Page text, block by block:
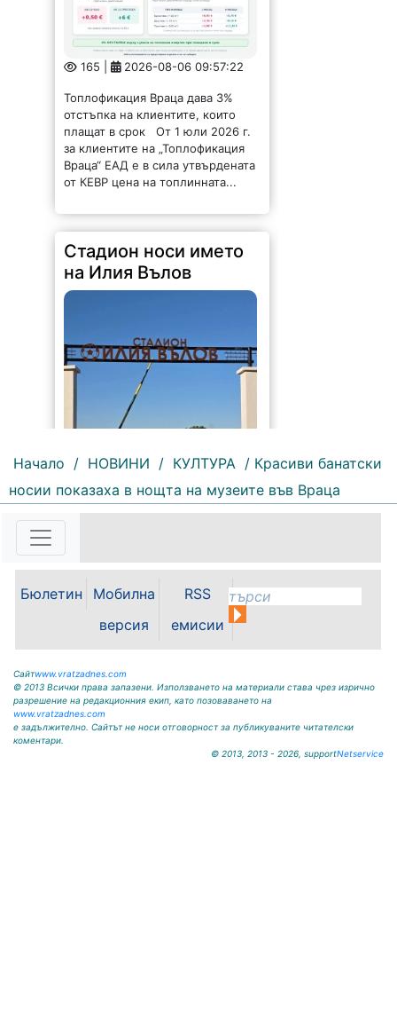
отстъпка на клиентите, които
плащат в срок От 1 юли 2026 г.
за клиентите на „Топлофикация
Враца“ ЕАД е в сила утвърдената
от КЕВР цена на топлинната...
Стадион носи името
на Илия Вълов
2026-08-06 09:55:43
юношеските отбори на "Мизия" /
Кнежа/ и "Ботев" /Враца/ ще
бъде открит градския стадион в
Кнежа. Спортното съоръжение
носи името на легендарния
Илия...
Начало / НОВИНИ / КУЛТУРА / Красиви банатски
носии показаха в нощта на музеите във Враца
Бюлетин
Мобилна
версия
RSS
емисии
Сайтwww.vratzadnes.com
© 2013 Всички права запазени. Използването на материали става чрез изрично
разрешение на редакционния екип, като позоваването на
www.vratzadnes.com
е задължително. Сайтът не носи отговорност за публикуваните читателски
коментари.
© 2013, 2013 - 2026, supportNetservice